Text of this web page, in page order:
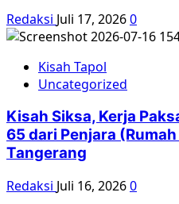
Redaksi Juli 17, 20260
Kisah Tapol
Uncategorized
Kisah Siksa, Kerja
65 dari Penjara
Tangerang
Redaksi Juli 16, 20260